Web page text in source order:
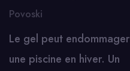
Povoski
Le gel peut endommager
une piscine en hiver. Un